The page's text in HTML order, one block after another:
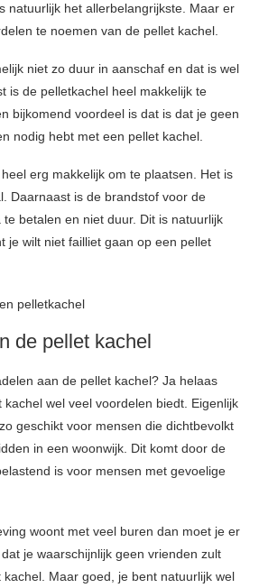
natuurlijk het allerbelangrijkste. Maar er
te noemen van de pellet kachel.
niet zo duur in aanschaf en dat is wel
is de pelletkachel heel makkelijk te
bijkomend voordeel is dat is dat je geen
nodig hebt met een pellet kachel.
erg makkelijk om te plaatsen. Het is
Daarnaast is de brandstof voor de
betalen en niet duur. Dit is natuurlijk
je wilt niet failliet gaan op een pellet
de pellet kachel
aan de pellet kachel? Ja helaas
kachel wel veel voordelen biedt. Eigenlijk
geschikt voor mensen die dichtbevolkt
in een woonwijk. Dit komt door de
is voor mensen met gevoelige
woont met veel buren dan moet je er
je waarschijnlijk geen vrienden zult
Maar goed, je bent natuurlijk wel